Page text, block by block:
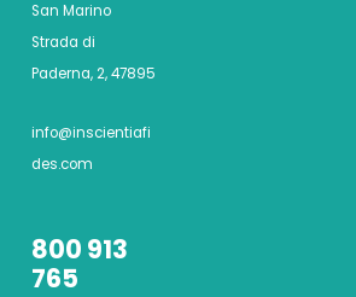
San Marino
Strada di
Paderna, 2, 47895
info@inscientiafi
des.com
800 913
765